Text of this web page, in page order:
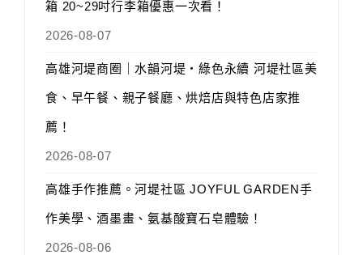
箱 20~29吋行李箱優惠一次看！
2026-08-07
高雄河堤商圈｜水韻河堤‧綠色永續 河堤社區美
食、早午餐、親子餐廳、烘焙店與特色店家推
薦！
2026-08-07
高雄手作推薦。河堤社區 JOYFUL GARDEN手
作美學、酒墨畫、氨基酸寶石皂體驗！
2026-08-06